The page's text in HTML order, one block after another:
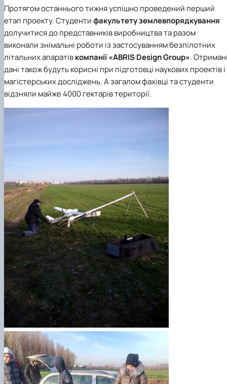
Протягом останнього тижня успішно проведений перший
етап проекту. Студентифакультету землевпорядкування
долучитися до представників виробництва та разом
виконали знімальні роботи із застосуванням безпілотних
літальних апаратівкомпанії «ABRIS Design Group».
дані також будуть корисні при підготовці наукових проектів і
магістерських досліджень. А загалом фахівці та студенти
відзняли майже 4000 гектарів території.